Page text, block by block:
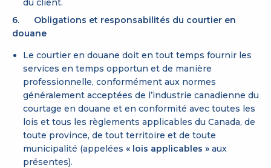
du client.
6. Obligations et responsabilités du courtier en
douane
Le courtier en douane doit en tout temps fournir les
services en temps opportun et de manière
professionnelle, conformément aux normes
généralement acceptées de l’industrie canadienne du
courtage en douane et en conformité avec toutes les
lois et tous les règlements applicables du Canada, de
toute province, de tout territoire et de toute
municipalité (appelées « lois applicables »aux
présentes).